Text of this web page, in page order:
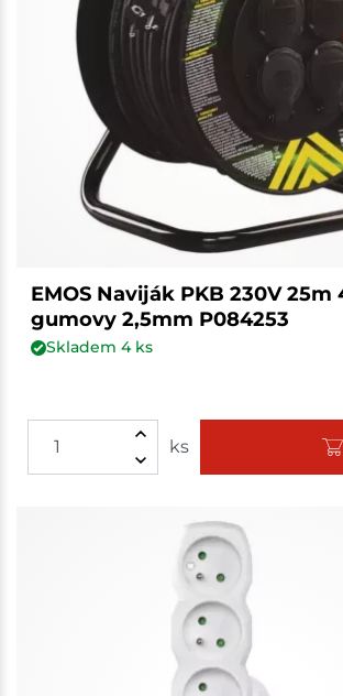
EMOS Naviják PKB 230V 25m
gumovy 2,5mm P084253
Skladem 4ks
ks